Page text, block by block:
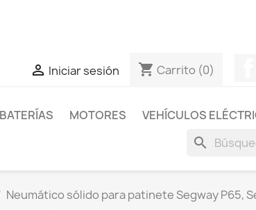
 Iniciar sesión shopping_cart Carrito (0)
BATERÍAS MOTORES VEHÍCULOS
search
Neumático sólido para patinete Segway P65,